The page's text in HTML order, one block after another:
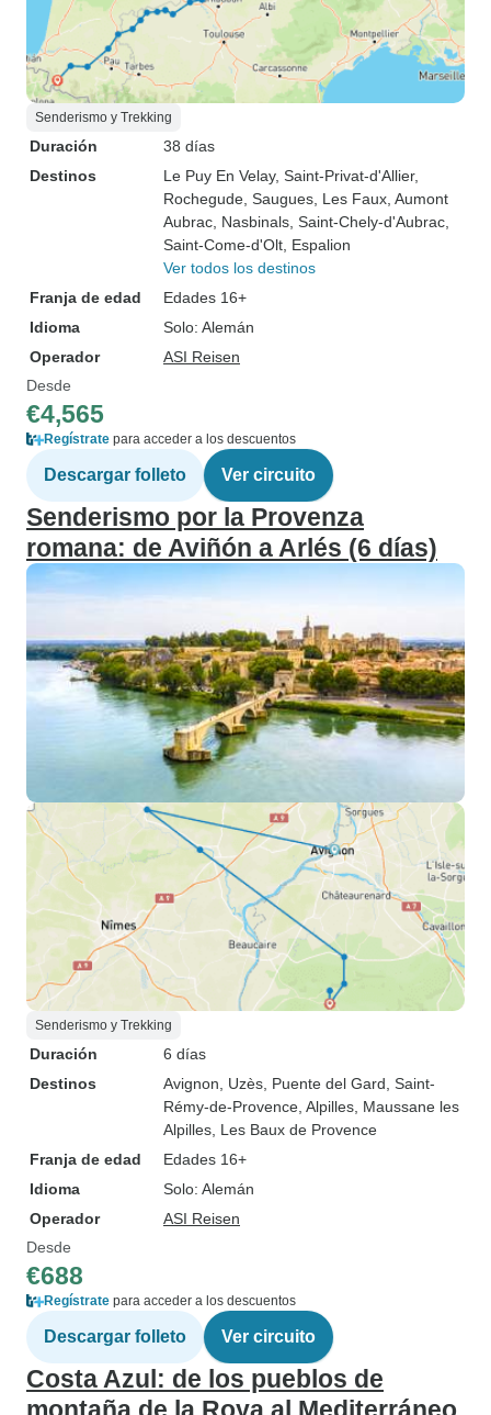
Senderismo y Trekking
Duración
38 días
Destinos
Le Puy En Velay, Saint-Privat-d'Allier,
Rochegude , Saugues , Les Faux , Aumont
Aubrac , Nasbinals , Saint-Chely-d'Aubrac
Saint-Come-d'Olt , Espalion
Ver todos los destinos
Franja de edad
Edades 16+
Idioma
Solo: Alemán
Operador
ASI Reisen
Desde
€4,565
Regístrate para acceder a los descuentos
Descargar folleto Ver circuito
Senderismo por la Provenza
romana: de Aviñón a Arlés (6 días)
Senderismo y Trekking
Duración
6 días
Destinos
Avignon , Uzès , Puente del Gard , Saint-
Rémy-de-Provence , Alpilles , Maussane les
Alpilles , Les Baux de Provence
Franja de edad
Edades 16+
Idioma
Solo: Alemán
Operador
ASI Reisen
Desde
€688
Regístrate para acceder a los descuentos
Descargar folleto Ver circuito
Costa Azul: de los pueblos de